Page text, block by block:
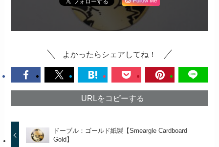
よかったらシェアしてね！
URLをコピーする
ドーブル：ゴールド紙製【Smeargle Cardboard
Gold】